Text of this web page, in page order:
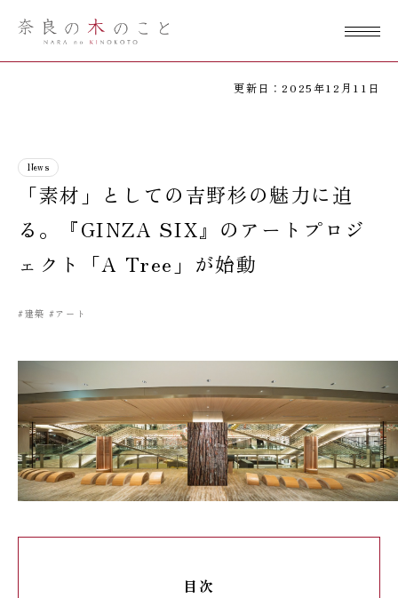
奈良の木のこ
と
更新日：2025年12月11日
News
「素材」としての吉野杉の魅力に迫
る。『GINZA SIX』のアートプロジ
ェクト「A Tree」が始動
#建築 #アート
目次